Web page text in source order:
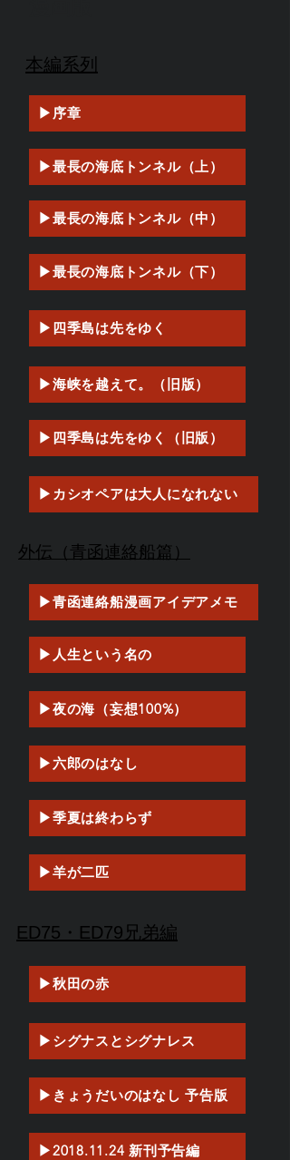
本編系列
▶序章
▶最長の海底トンネル（上）
▶最長の海底トンネル（中）
▶最長の海底トンネル（下）
▶四季島は先をゆく
▶海峡を越えて。（旧版）
▶四季島は先をゆく（旧版）
▶カシオペアは大人になれない
外伝（青函連絡船篇）
▶青函連絡船漫画アイデアメモ
▶人生という名の
▶夜の海（妄想100%）
▶六郎のはなし
▶季夏は終わらず
▶羊が二匹
ED75・ED79兄弟編
▶秋田の赤
▶シグナスとシグナレス
▶きょうだいのはなし 予告版
▶2018.11.24 新刊予告編